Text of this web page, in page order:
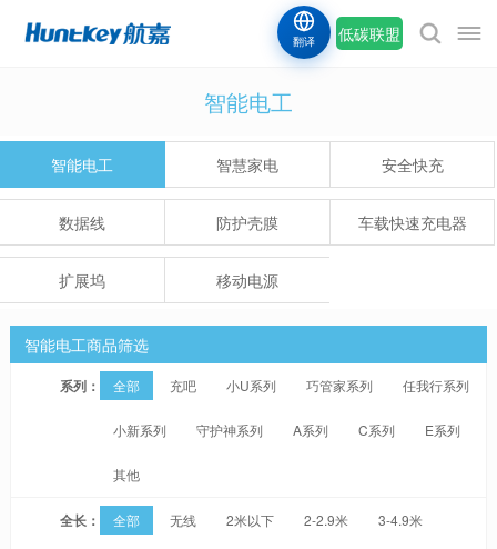
低碳联盟
翻译
智能电工
智能电工 智慧家电 安全快充
数据线 防护壳膜 车载快速充电器
扩展坞 移动电源
智能电工商品筛选
系列： 全部 充吧 小U系列 巧管家系列 任我行系列
小新系列 守护神系列 A系列 C系列 E系列
其他
全长： 全部 无线 2米以下 2-2.9米 3-4.9米